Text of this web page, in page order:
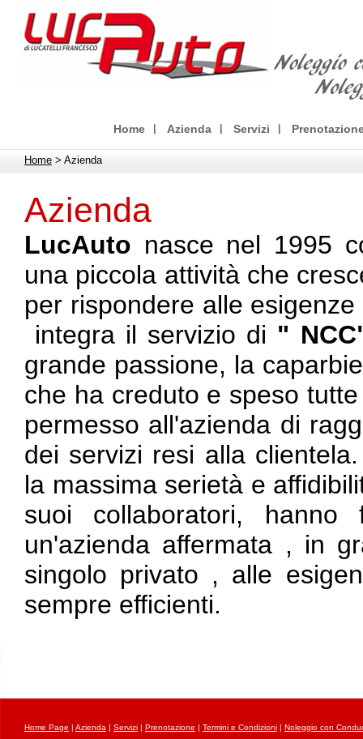
Home Azienda Servizi
Home > Azienda
Azienda
LucAuto nasce nel 1995
una piccola attività che
per rispondere alle
integra il servizio di "
grande passione, la
che ha creduto e speso
permesso all'azienda di
dei servizi resi alla
la massima serietà e
suoi collaboratori,
un'azienda affermata , in
singolo privato , alle
sempre efficienti.
Home Page | Azienda | Servizi | Prenotazione | Termini e Condizioni | Noleggio con